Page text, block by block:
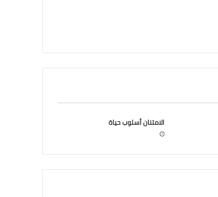
الامتنان أسلوب حياة